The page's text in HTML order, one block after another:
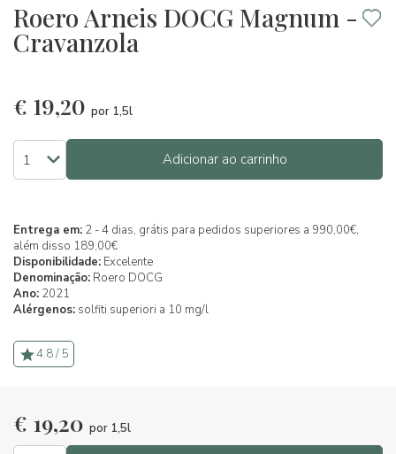
Roero Arneis DOCG Magnum -
Cravanzola
€ 19,20 por 1,5l
Adicionar ao carrinho
Entrega em: 2 - 4 dias, grátis para pedidos superiores a 990,00€,
além disso 189,00€
Disponibilidade: Excelente
Denominação: Roero DOCG
Ano: 2021
Alérgenos: solfiti superiori a 10 mg/l
4.8 / 5
€ 19,20 por 1,5l